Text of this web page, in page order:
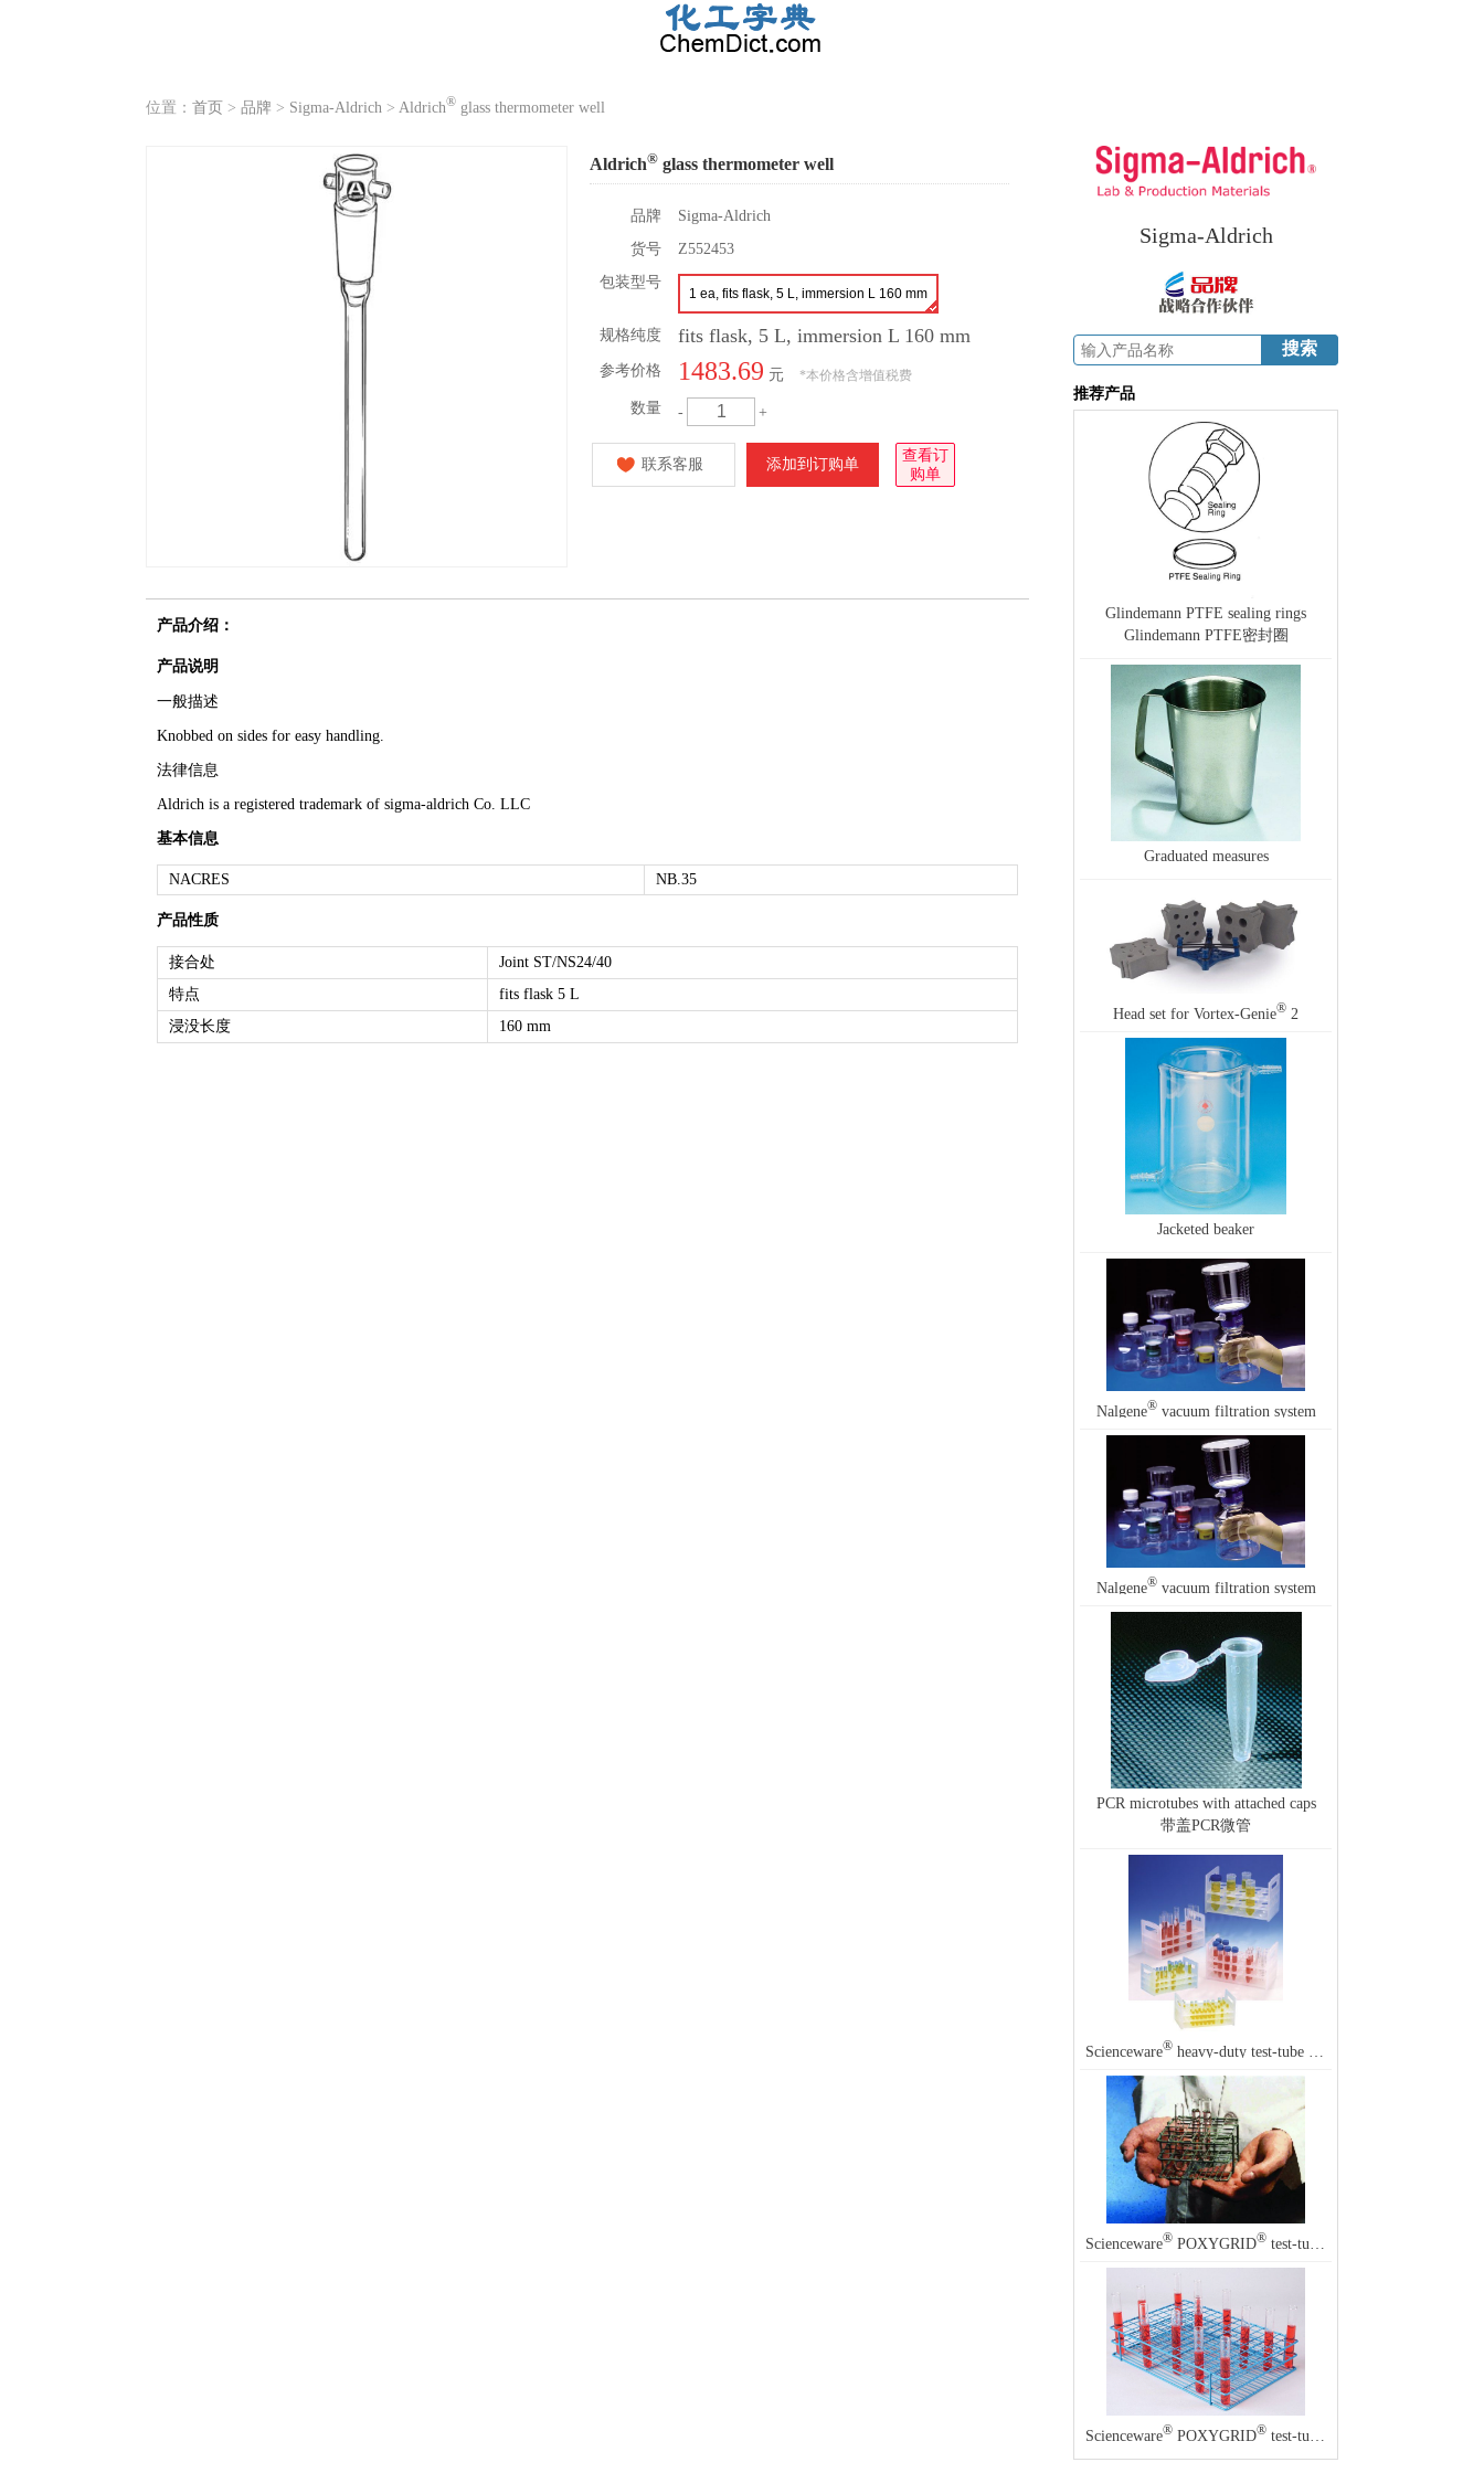
位置： 首页 > 品牌 > Sigma-Aldrich > Aldrich® glass thermometer well
Aldrich® glass thermometer well
品牌
Sigma-Aldrich
货号
Z552453
包装型号
1 ea, fits flask, 5 L, immersion L 160 mm
规格纯度 fits flask, 5 L, immersion L 160 mm
参考价格 1483.69 元 *本价格含增值税费
数量 - +
联系客服 添加到订购单
查看订
购单
产品介绍：
产品说明
一般描述
Knobbed on sides for easy handling.
法律信息
Aldrich is a registered trademark of sigma-aldrich Co. LLC
基本信息
NACRES NB.35
产品性质
接合处
Joint ST/NS24/40
特点
fits flask 5 L
浸没长度
160 mm
Sigma-Aldrich
推荐产品
Glindemann PTFE sealing rings
Glindemann PTFE密封圈
Graduated measures
Head set for Vortex-Genie® 2
Jacketed beaker
Nalgene®vacuum filtration system
Nalgene®vacuum filtration system
PCR microtubes with attached caps
带盖PCR微管
Scienceware® heavy-duty test-tube rack
Scienceware® POXYGRID® test-tube rack
Scienceware® POXYGRID® test-tube rack